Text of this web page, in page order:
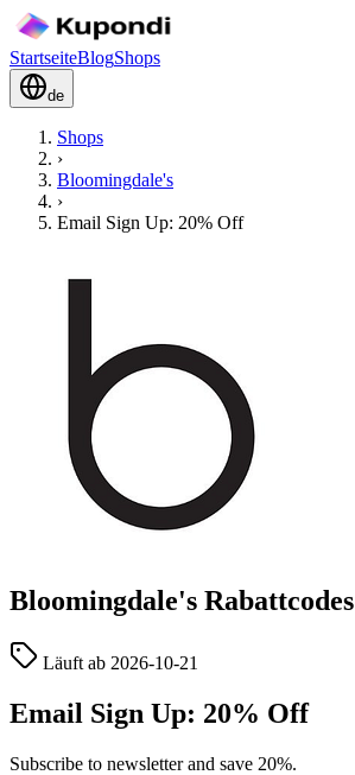
StartseiteBlogShops
de
Shops
›
Bloomingdale's
›
Email Sign Up: 20% Off
Bloomingdale's Rabattcodes
Läuft ab 2026-10-21
Email Sign Up: 20% Off
Subscribe to newsletter and save 20%.